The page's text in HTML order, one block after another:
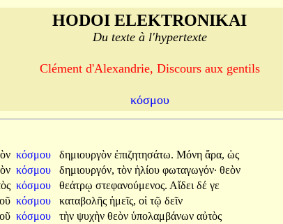
HODOI ELEKTRONIKAI
Du texte à l'hypertexte
Clément d'Alexandrie, Discours aux gentils
κόσμου
κόσμου δημιουργὸν ἐπιζητησάτω. Μόνη ἄρα, ὡς
κόσμου δημιουργόν, τὸν ἡλίου φωταγωγόν· θεὸν
κόσμου θεάτρῳ στεφανούμενος. Αἴδει δέ γε
κόσμου καταβολῆς ἡμεῖς, οἱ τῷ δεῖν
κόσμου τὴν ψυχὴν θεὸν ὑπολαμβάνων αὐτὸς